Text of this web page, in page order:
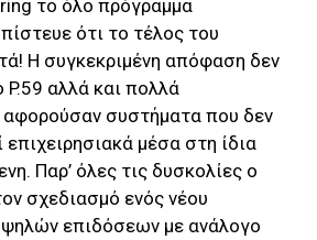
το όλο πρόγραμμα
ότι το τέλος του
Η συγκεκριμένη απόφαση δεν
αλλά και πολλά
συστήματα που δεν
επιχειρησιακά μέσα στη ίδια
Παρ’ όλες τις δυσκολίες ο
σχεδιασμό ενός νέου
επιδόσεων με ανάλογο